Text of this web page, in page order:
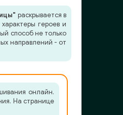
раскрывается в
героев и
способ не только
направлений - от
онлайн.
На странице